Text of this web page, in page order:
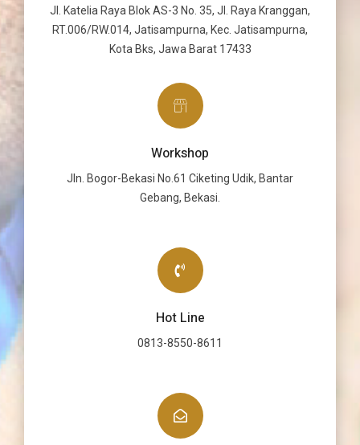
Jl. Katelia Raya Blok AS-3 No. 35, Jl. Raya Kranggan,
RT.006/RW.014, Jatisampurna, Kec. Jatisampurna,
Kota Bks, Jawa Barat 17433
Workshop
Jln. Bogor-Bekasi No.61 Ciketing Udik, Bantar
Gebang, Bekasi.
Hot Line
0813-8550-8611